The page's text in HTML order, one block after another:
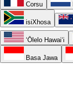
Corsu
isiXhosa
ʻŌlelo Hawaiʻi
Basa Jawa